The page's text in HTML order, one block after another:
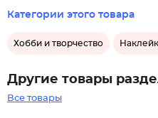
Категории этого товара
Хобби и творчество
Другие товары
Все товары